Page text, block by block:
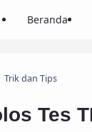
Beranda
Trik dan Tips
Tes